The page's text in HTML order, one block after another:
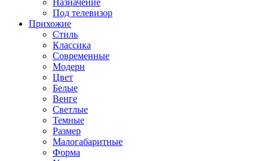
Назначение
Под телевизор
Прихожие
Стиль
Классика
Современные
Модерн
Цвет
Белые
Венге
Светлые
Темные
Размер
Малогабаритные
Форма